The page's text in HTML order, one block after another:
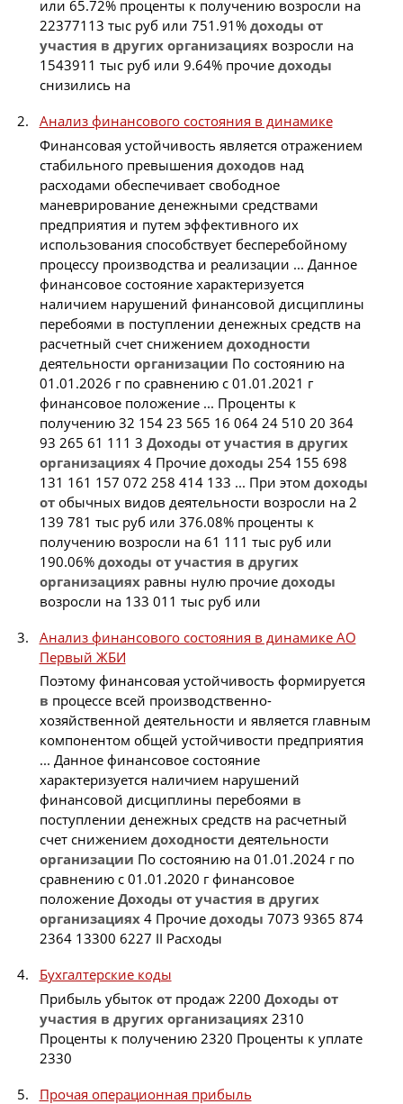
или 65.72% проценты к получению возросли на
22377113 тыс руб или 751.91% доходы от
участия в других организацияхвозросли на
1543911 тыс руб или 9.64% прочие доходы
снизились на
Анализ финансового состояния в динамике
Финансовая устойчивость является отражением
стабильного превышения доходов над
расходами обеспечивает свободное
маневрирование денежными средствами
предприятия и путем эффективного их
использования способствует бесперебойному
процессу производства и реализации ... Данное
финансовое состояние характеризуется
наличием нарушений финансовой дисциплины
перебоями в поступлении денежных средств на
расчетный счет снижением доходности
деятельности организации По состоянию на
01.01.2026 г по сравнению с 01.01.2021 г
финансовое положение ... Проценты к
получению 32 154 23 565 16 064 24 510 20 364
93 265 61 111 3 Доходы от участия в других
организациях4 Прочие доходы 254 155 698
131 161 157 072 258 414 133 ... При этом доходы
отобычных видов деятельности возросли на 2
139 781 тыс руб или 376.08% проценты к
получению возросли на 61 111 тыс руб или
190.06% доходы от участия в других
организацияхравны нулю прочие доходы
возросли на 133 011 тыс руб или
Анализ финансового состояния в динамике АО
Первый ЖБИ
Поэтому финансовая устойчивость формируется
в процессе всей производственно-
хозяйственной деятельности и является главным
компонентом общей устойчивости предприятия
... Данное финансовое состояние
характеризуется наличием нарушений
финансовой дисциплины перебоями в
поступлении денежных средств на расчетный
счет снижением доходности деятельности
организации По состоянию на 01.01.2024 г по
сравнению с 01.01.2020 г финансовое
положение Доходы от участия в других
организациях4 Прочие доходы 7073 9365 874
2364 13300 6227 II Расходы
Бухгалтерские коды
Прибыль убыток отпродаж 2200 Доходы от
участия в других организациях2310
Проценты к получению 2320 Проценты к уплате
2330
Прочая операционная прибыль